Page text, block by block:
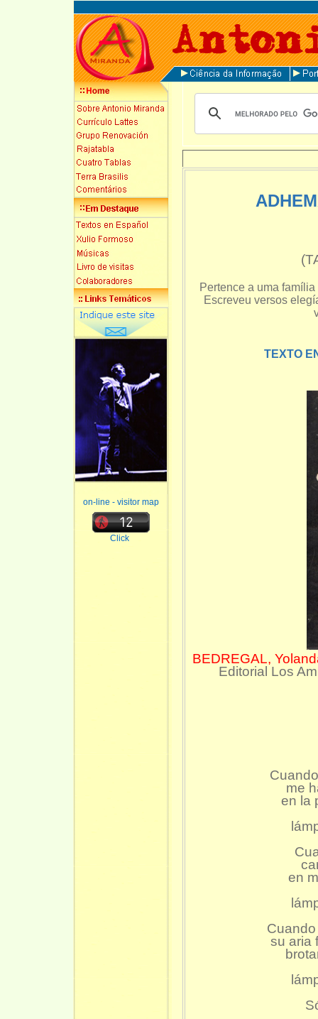
on-line - visitor map
Click
Pertence a uma
Escreveu versos
TEXTO
BEDREGAL,
Editorial Los
me
en la
en
su aria